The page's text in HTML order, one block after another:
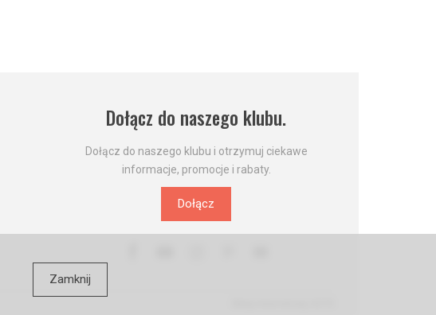
Dołącz do naszego klubu.
Dołącz do naszego klubu i otrzymuj ciekawe
informacje, promocje i rabaty.
Dołącz
Zamknij